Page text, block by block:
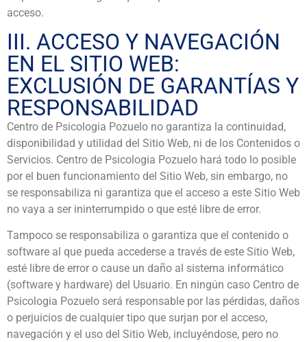
acceso.
III. ACCESO Y NAVEGACIÓN
EN EL SITIO WEB:
EXCLUSIÓN DE GARANTÍAS Y
RESPONSABILIDAD
Centro de Psicologia Pozuelo no garantiza la continuidad,
disponibilidad y utilidad del Sitio Web, ni de los Contenidos o
Servicios. Centro de Psicologia Pozuelo hará todo lo posible
por el buen funcionamiento del Sitio Web, sin embargo, no
se responsabiliza ni garantiza que el acceso a este Sitio Web
no vaya a ser ininterrumpido o que esté libre de error.
Tampoco se responsabiliza o garantiza que el contenido o
software al que pueda accederse a través de este Sitio Web,
esté libre de error o cause un daño al sistema informático
(software y hardware) del Usuario. En ningún caso Centro de
Psicologia Pozuelo será responsable por las pérdidas, daños
o perjuicios de cualquier tipo que surjan por el acceso,
navegación y el uso del Sitio Web, incluyéndose, pero no